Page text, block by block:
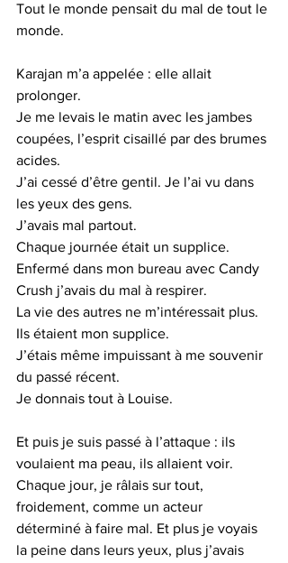
Tout le monde pensait du mal de tout le
monde.
Karajan m’a appelée : elle allait
prolonger.
Je me levais le matin avec les jambes
coupées, l’esprit cisaillé par des brumes
acides.
J’ai cessé d’être gentil. Je l’ai vu dans
les yeux des gens.
J’avais mal partout.
Chaque journée était un supplice.
Enfermé dans mon bureau avec Candy
Crush j’avais du mal à respirer.
La vie des autres ne m’intéressait plus.
Ils étaient mon supplice.
J’étais même impuissant à me souvenir
du passé récent.
Je donnais tout à Louise.
Et puis je suis passé à l’attaque : ils
voulaient ma peau, ils allaient voir.
Chaque jour, je râlais sur tout,
froidement, comme un acteur
déterminé à faire mal. Et plus je voyais
la peine dans leurs yeux, plus j’avais